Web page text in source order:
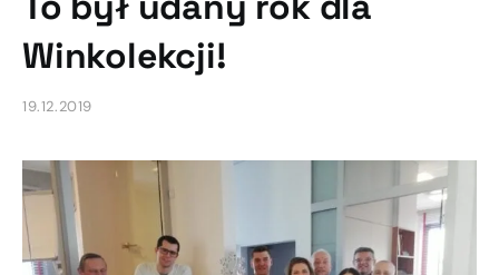
Winkolekcji!
19.12.2019